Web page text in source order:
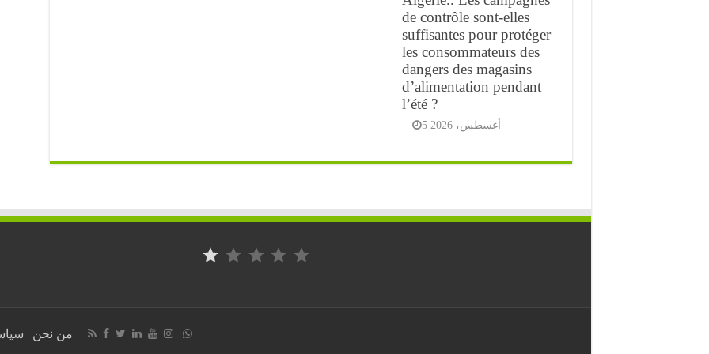
de contrôle sont-elles
suffisantes pour protéger
les consommateurs des
dangers des magasins
d’alimentation pendant
l’été ?
5 أغسطس، 2026
من نحن |